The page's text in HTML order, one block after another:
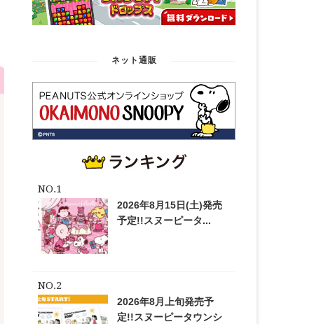
ネット通販
2026年8月15日(土)発売
予定!!スヌーピータ...
2026年8月上旬発売予
定!!スヌーピータウンシ